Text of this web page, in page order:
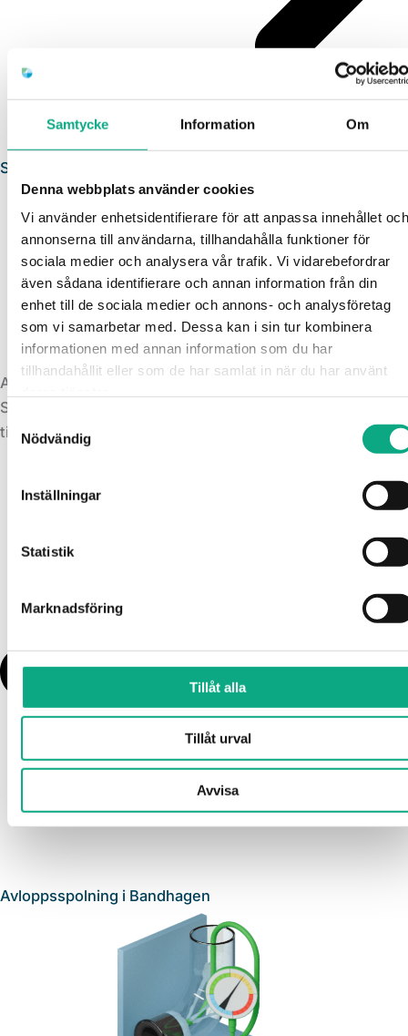
Samtycke Information Om
Denna webbplats använder cookies
Vi använder enhetsidentifierare för att anpassa innehållet och
annonserna till användarna, tillhandahålla funktioner för
sociala medier och analysera vår trafik. Vi vidarebefordrar
även sådana identifierare och annan information från din
enhet till de sociala medier och annons- och analysföretag
som vi samarbetar med. Dessa kan i sin tur kombinera
informationen med annan information som du har
tillhandahållit eller som de har samlat in när du har använt
Nödvändig
Inställningar
Statistik
Marknadsföring
Tillåt alla
Tillåt urval
Avvisa
Stamspolning i Bandhagen
Avloppsspolning i Bandhagen
Spolbil som rensar bort avlagringar och hjälper dig få
tillbaka ett jämnt flöde när avloppet börjar strula.
Avloppsspolning i Bandhagen